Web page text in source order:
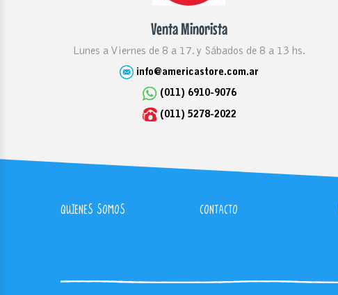
Venta Minorista
Lunes a Viernes de 8 a 17. y Sábados de 8 a 13 hs.
info@americastore.com.ar
(011) 6910-9076
(011) 5278-2022
QUIENES SOMOS CONTACTO